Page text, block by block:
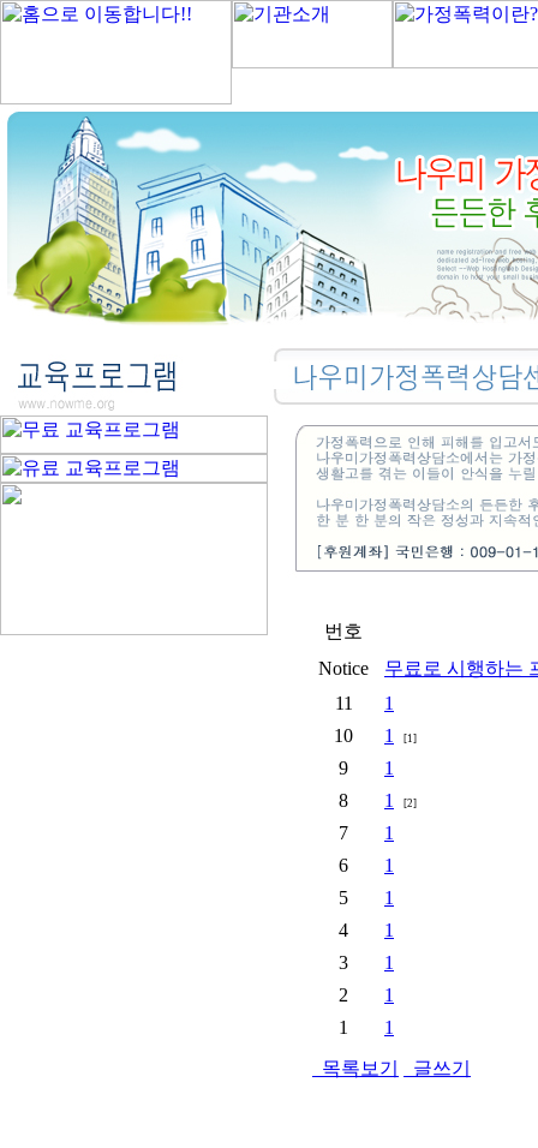
번호
Notice
무료로 시행하는
11
1
10
1 [1]
9
1
8
1 [2]
7
1
6
1
5
1
4
1
3
1
2
1
1
1
목록보기
글쓰기